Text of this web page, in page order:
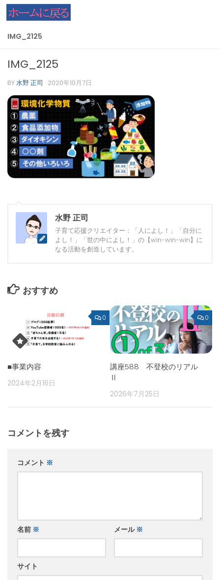
コンテンツへスキップ
IMG_2125
IMG_2125
BY水野 正司 · 2020年10月7日
水野 正司
子育て応援クリエイター：「人によし！」「自分に
よし！」「世の中によし！」の【win-win-win】に
なる活動を創造しています。
おすすめ
0
■事業内容
2024年2月16日
0
講座588 不登校のリアル
Ⅱ
2026年7月25日
コメントを残す
コメント ※
名前 ※ メール ※
サイト